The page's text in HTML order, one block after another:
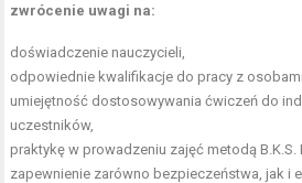
zwrócenie uwagi na:
doświadczenie nauczycieli,
odpowiednie kwalifikacje do pracy z
umiejętność dostosowywania ćwiczeń do
uczestników,
praktykę w prowadzeniu zajęć metodą B.K.S.
zapewnienie zarówno bezpieczeństwa, jak i